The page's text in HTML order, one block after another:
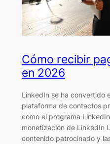
Cómo recibir
en 2026
LinkedIn se ha convertido
plataforma de contactos
como el programa
monetización de LinkedIn
contenido patrocinado y